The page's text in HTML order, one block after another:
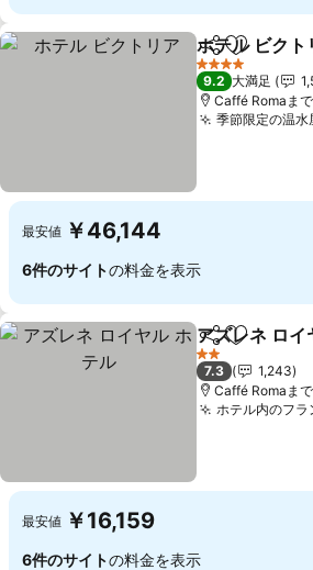
シェアお気に入
ホテル ビクト
4 ホテルのランク
9.2 大満足
Caffé Romaま
季節限定の温水
最安値 ￥46,144
6件のサイトの料金を表示
シェアお気に入
アズレネ ロイ
2 ホテルのランク
7.3
1,243
Caffé Romaま
ホテル内のフラ
最安値 ￥16,159
6件のサイトの料金を表示